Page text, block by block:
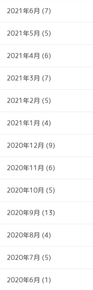
2021年6月 (7)
2021年5月 (5)
2021年4月 (6)
2021年3月 (7)
2021年2月 (5)
2021年1月 (4)
2020年12月 (9)
2020年11月 (6)
2020年10月 (5)
2020年9月 (13)
2020年8月 (4)
2020年7月 (5)
2020年6月 (1)